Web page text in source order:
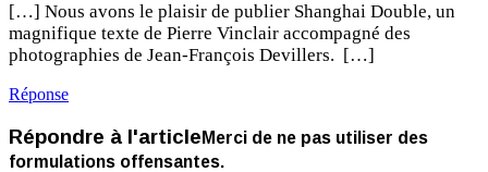
[…] Nous avons le plaisir de publier Shanghai Double, un
magnifique texte de Pierre Vinclair accompagné des
photographies de Jean-François Devillers. […]
Réponse
Répondre à l'article Merci de ne pas utiliser des
formulations offensantes.